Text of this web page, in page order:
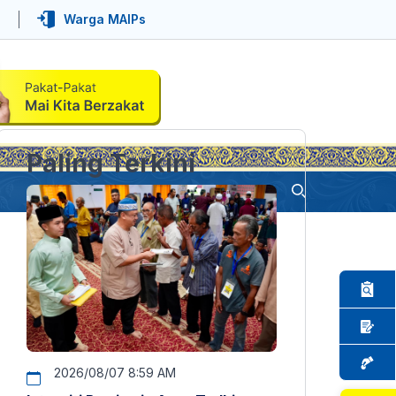
Warga MAIPs
Paling Terkini
2026/08/07 8:59 AM